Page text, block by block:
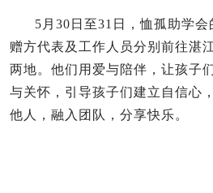
5月30日至31日，恤孤助学
赠方代表及工作人员分别前往湛
两地。他们用爱与陪伴，让孩子
与关怀，引导孩子们建立自信心
他人，融入团队，分享快乐。